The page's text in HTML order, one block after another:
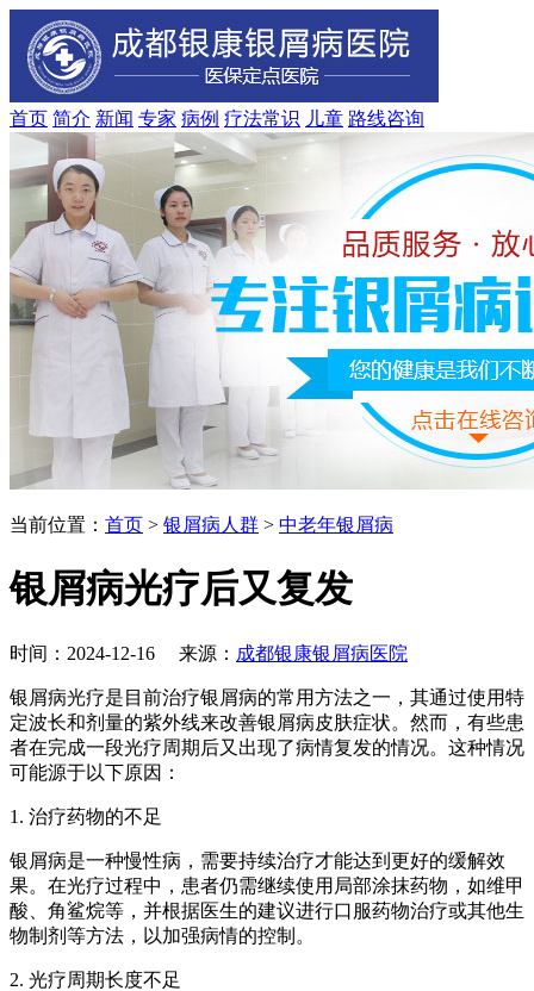
首页 简介 新闻 专家 病例 疗法常识 儿童 路线咨询
当前位置： 首页 > 银屑病人群 > 中老年银屑病
银屑病光疗后又复发
时间：2024-12-16 来源： 成都银康银屑病医院
银屑病光疗是目前治疗银屑病的常用方法之一，其通过使用特
定波长和剂量的紫外线来改善银屑病皮肤症状。然而，有些患
者在完成一段光疗周期后又出现了病情复发的情况。这种情况
可能源于以下原因：
1. 治疗药物的不足
银屑病是一种慢性病，需要持续治疗才能达到更好的缓解效
果。在光疗过程中，患者仍需继续使用局部涂抹药物，如维甲
酸、角鲨烷等，并根据医生的建议进行口服药物治疗或其他生
物制剂等方法，以加强病情的控制。
2. 光疗周期长度不足